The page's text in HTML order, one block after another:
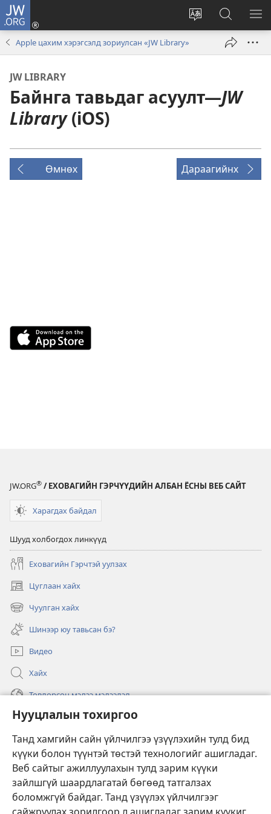
Нууцлалын тохиргоо
Танд хамгийн сайн үйлчилгээ үзүүлэхийн тулд бид
күүки болон түүнтэй төстэй технологийг ашигладаг.
Веб сайтыг ажиллуулахын тулд зарим күүки
зайлшгүй шаардлагатай бөгөөд татгалзах
боломжгүй байдаг. Танд үзүүлэх үйлчилгээг
JW.ORG
саитын
Нэвтрэх
(opens
window)
JW.ORG
саитаас
хайх
Apple цахим хэрэгсэлд зориулсан «JW Library»
JW LIBRARY
Байнга тавьдаг асуулт—JW
Library(iOS)
Өмнөх Дараагийнх
Download
on
JW.ORG® / ЕХОВАГИЙН ГЭРЧҮҮДИЙН АЛБАН ЁСНЫ ВЕБ САЙТ
Харагдах байдал
Шууд холбогдох линкүүд
Еховагийн Гэрчтэй уулзах
Цуглаан хайх
(opens
new
window)
Чуулган хайх
(opens
new
window)
Шинээр юу тавьсан бэ?
Видео
Хайх
Төвлөрсөн мэдээ мэдээлэл
Тусламж
Хандив
(opens
new
window)Харуулын цамхаг ОНЛАЙН НОМЫН САН
(opens
new
window)JW Hub